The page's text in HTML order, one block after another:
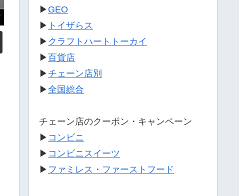
▶ GEO
▶ トイザらス
▶ クラフトハートトーカイ
▶百貨店
▶ チェーン店別
▶全国総合
チェーン店のクーポン・キャンペーン
▶ コンビニ
▶ コンビニスイーツ
▶ ファミレス・ファーストフード